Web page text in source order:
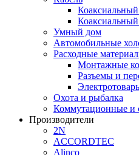
Умный дом
Автомобильные
Расходные
Монтажные
Разъемы и
Охота и рыбалка
Коммутационные и
Производители
2N
ACCORDTEC
Alinco